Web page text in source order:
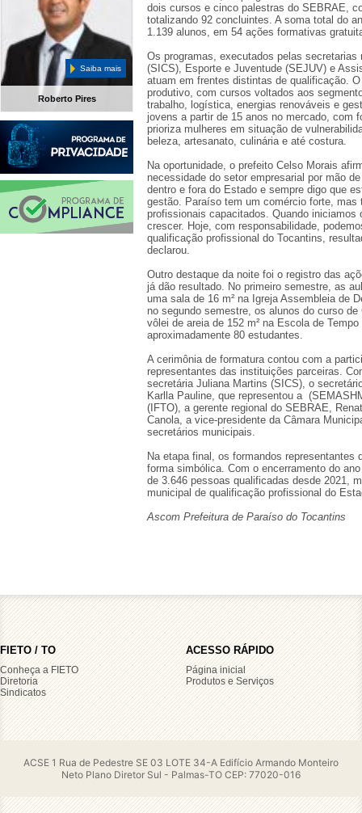
Roberto Pires
Saiba mais
dois cursos e cinco palestras do SEBRAE,
totalizando 92 concluintes. A soma total do
1.139 alunos, em 54 ações formativas
Os programas, executados pelas
(SICS), Esporte e Juventude (SEJUV) e
atuam em frentes distintas de qualificação.
produtivo, com cursos voltados aos
trabalho, logística, energias renováveis e
jovens a partir de 15 anos no mercado, com
prioriza mulheres em situação de
beleza, artesanato, culinária e até costura.
Na oportunidade, o prefeito Celso Morais
necessidade do setor empresarial por mão
dentro e fora do Estado e sempre digo que
gestão. Paraíso tem um comércio forte, mas
profissionais capacitados. Quando iniciamos
crescer. Hoje, com responsabilidade,
qualificação profissional do Tocantins,
declarou.
Outro destaque da noite foi o registro das
já dão resultado. No primeiro semestre, as
uma sala de 16 m² na Igreja Assembleia de
no segundo semestre, os alunos do curso
vôlei de areia de 152 m² na Escola de
aproximadamente 80 estudantes.
A cerimônia de formatura contou com a
representantes das instituições parceiras.
secretária Juliana Martins (SICS), o
Karlla Pauline, que representou a
(IFTO), a gerente regional do SEBRAE,
Canola, a vice-presidente da Câmara
secretários municipais.
Na etapa final, os formandos
forma simbólica. Com o encerramento do
de 3.646 pessoas qualificadas desde 2021,
municipal de qualificação profissional do
Ascom Prefeitura de Paraíso do Tocantins
FIETO / TO
Conheça a FIETO
Diretoria
Sindicatos
ACESSO RÁPIDO
Página inicial
Produtos e Serviços
ACSE 1 Rua de Pedestre SE 03 LOTE 34-A Edifício Armando Monteiro
Neto Plano Diretor Sul - Palmas-TO CEP: 77020-016